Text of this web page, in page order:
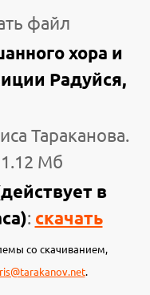
файл
хора и
Радуйся,
Тараканова.
Мб
в
: скачать
со скачиванием,
.